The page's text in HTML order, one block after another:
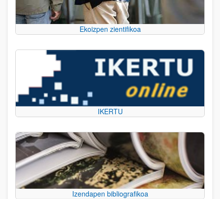
Ekoizpen zientifikoa
IKERTU
Izendapen bibliografikoa